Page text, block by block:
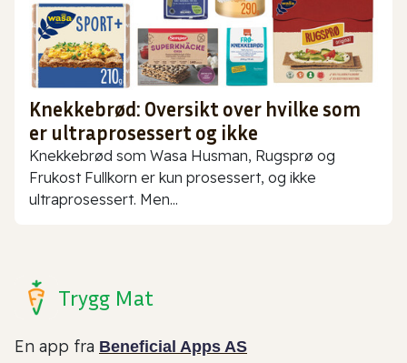
Knekkebrød: Oversikt over hvilke som
er ultraprosessert og ikke
Knekkebrød som Wasa Husman, Rugsprø og
Frukost Fullkorn er kun prosessert, og ikke
ultraprosessert. Men...
Trygg Mat
En app fra Beneficial Apps AS